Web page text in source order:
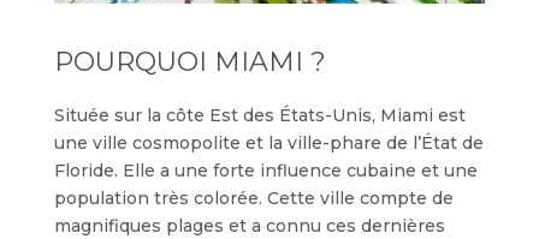
POURQUOI MIAMI ?
Située sur la côte Est des États-Unis, Miami est
une ville cosmopolite et la ville-phare de l’État de
Floride. Elle a une forte influence cubaine et une
population très colorée. Cette ville compte de
magnifiques plages et a connu ces dernières